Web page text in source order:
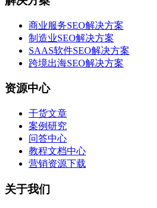
商业服务SEO解决方案
制造业SEO解决方案
SAAS软件SEO解决方案
跨境出海SEO解决方案
资源中心
干货文章
案例研究
问答中心
教程文档中心
营销资源下载
关于我们